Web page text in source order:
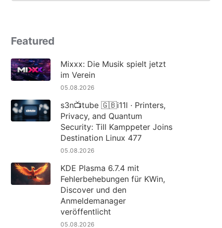
Featured
Mixxx: Die Musik spielt jetzt
im Verein
05.08.2026
s3n📺tube 🇬🇧i11l · Printers,
Privacy, and Quantum
Security: Till Kamppeter Joins
Destination Linux 477
05.08.2026
KDE Plasma 6.7.4 mit
Fehlerbehebungen für KWin,
Discover und den
Anmeldemanager
veröffentlicht
05.08.2026